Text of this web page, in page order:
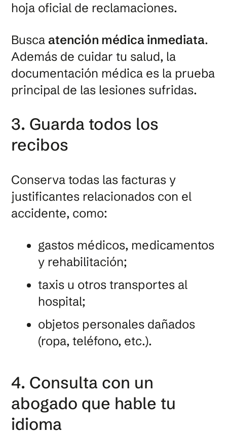
hoja oficial de reclamaciones.
Buscaatención médica inmediata.
Además de cuidar tu salud, la
documentación médica es la prueba
principal de las lesiones sufridas.
3. Guarda todos los
recibos
Conserva todas las facturas y
justificantes relacionados con el
accidente, como:
gastos médicos, medicamentos
y rehabilitación;
taxis u otros transportes al
hospital;
objetos personales dañados
(ropa, teléfono, etc.).
4. Consulta con un
abogado que hable tu
idioma